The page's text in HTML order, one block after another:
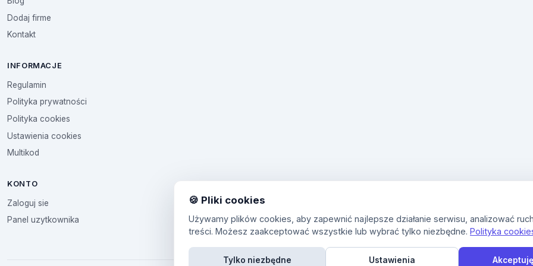
Dodaj firme
Kontakt
INFORMACJE
Regulamin
Polityka prywatności
Polityka cookies
Ustawienia cookies
Multikod
KONTO
Zaloguj sie
Panel uzytkownika
🍪 Pliki cookies
Używamy plików cookies, aby zapewnić najlepsze działanie serwisu, analizować
treści. Możesz zaakceptować wszystkie lub wybrać tylko niezbędne. Polityka
Tylko niezbędne Ustawienia